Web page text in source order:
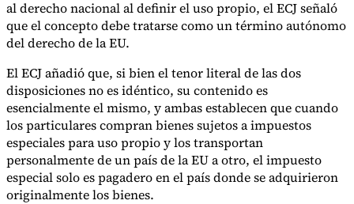
al derecho nacional al definir el uso propio, el ECJ señaló
que el concepto debe tratarse como un término autónomo
del derecho de la EU.
El ECJ añadió que, si bien el tenor literal de las dos
disposiciones no es idéntico, su contenido es
esencialmente el mismo, y ambas establecen que cuando
los particulares compran bienes sujetos a impuestos
especiales para uso propio y los transportan
personalmente de un país de la EU a otro, el impuesto
especial solo es pagadero en el país donde se adquirieron
originalmente los bienes.